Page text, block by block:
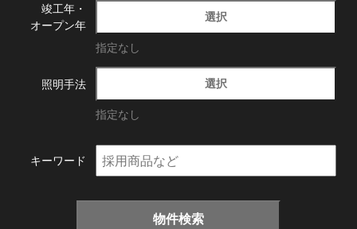
竣工年・
オープン年
選択
指定なし
照明手法 選択
指定なし
キーワード
物件検索